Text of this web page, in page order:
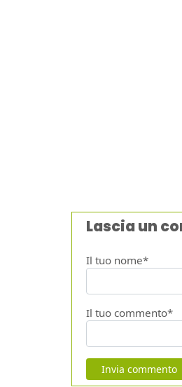
Lascia un
Il tuo nome*
Il tuo commento*
Invia commento